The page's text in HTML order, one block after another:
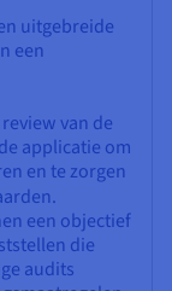
uitgebreide
een
van de
applicatie om
en te zorgen
een objectief
die
audits